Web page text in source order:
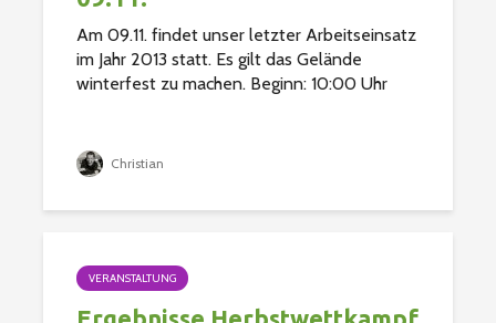
Am 09.11. findet unser letzter Arbeitseinsatz
im Jahr 2013 statt. Es gilt das Gelände
winterfest zu machen. Beginn: 10:00 Uhr
Christian
VERANSTALTUNG